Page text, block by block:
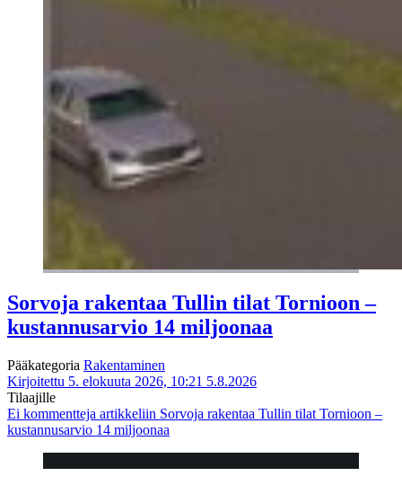
Sorvoja rakentaa Tullin tilat Tornioon –
kustannusarvio 14 miljoonaa
Pääkategoria Rakentaminen
Kirjoitettu 5. elokuuta 2026, 10:21 5.8.2026
Tilaajille
Ei kommentteja artikkeliin Sorvoja rakentaa Tullin tilat Tornioon –
kustannusarvio 14 miljoonaa